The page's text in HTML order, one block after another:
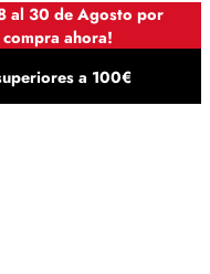
al 30 de Agosto por
ahora!
a 100€